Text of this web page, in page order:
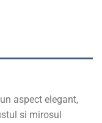
aspect elegant,
si mirosul